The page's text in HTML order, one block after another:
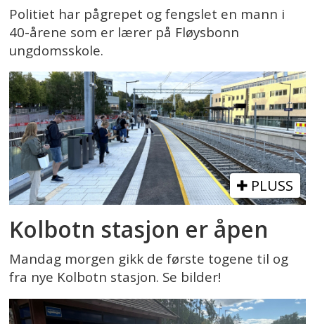
Politiet har pågrepet og fengslet en mann i
40-årene som er lærer på Fløysbonn
ungdomsskole.
PLUSS
Kolbotn stasjon er åpen
Mandag morgen gikk de første togene til og
fra nye Kolbotn stasjon. Se bilder!